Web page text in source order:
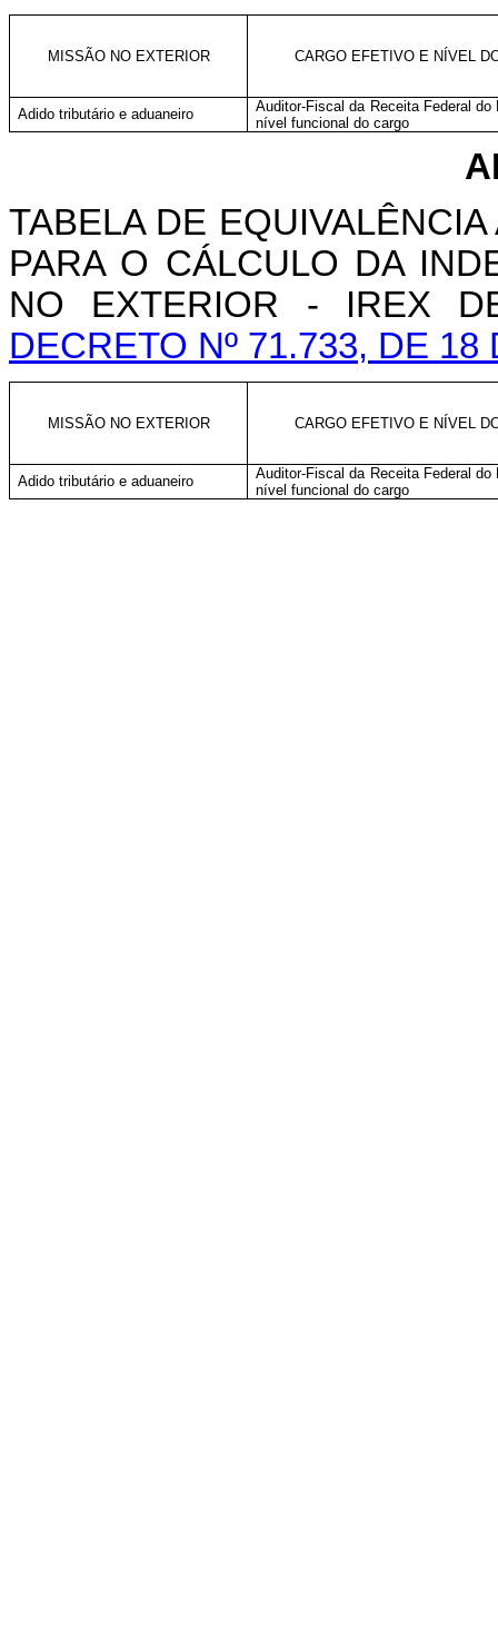
MISSÃO NO EXTERIOR CARGO EFETIVO E NÍVEL
Adido tributário e aduaneiro
Auditor-Fiscal da Receita Federal do
nível funcional do cargo
TABELA DE
PARA O CÁLCULO DA
NO EXTERIOR - IREX
DECRETO Nº 71.733, DE
MISSÃO NO EXTERIOR CARGO EFETIVO E NÍVEL
Adido tributário e aduaneiro
Auditor-Fiscal da Receita Federal do
nível funcional do cargo